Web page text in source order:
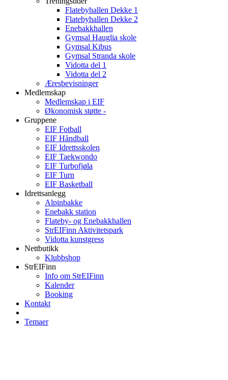
Flatebyhallen Dekke 1
Flatebyhallen Dekke 2
Enebakkhallen
Gymsal Hauglia skole
Gymsal Kibus
Gymsal Stranda skole
Vidotta del 1
Vidotta del 2
Æresbevisninger
Medlemskap
Medlemskap i EIF
Økonomisk støtte -
Gruppene
EIF Fotball
EIF Håndball
EIF Idrettsskolen
EIF Taekwondo
EIF Turbofjøla
EIF Turn
EIF Basketball
Idrettsanlegg
Alpinbakke
Enebakk station
Flateby- og Enebakkhallen
StrEIFinn Aktivitetspark
Vidotta kunstgress
Nettbutikk
Klubbshop
StrEIFinn
Info om StrEIFinn
Kalender
Booking
Kontakt
Temaer